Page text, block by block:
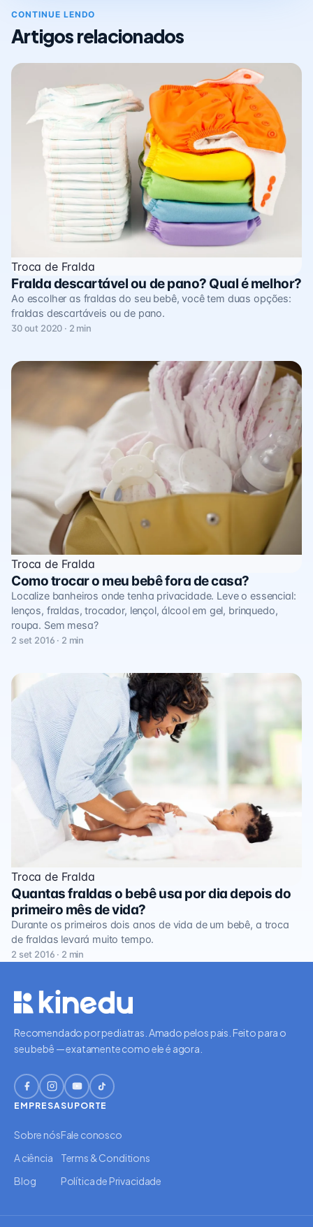
CONTINUE LENDO
Artigos relacionados
Troca de Fralda
Fralda descartável ou de pano? Qual é melhor?
Ao escolher as fraldas do seu bebê, você tem duas opções:
fraldas descartáveis ou de pano.
30 out 2020 · 2 min
Troca de Fralda
Como trocar o meu bebê fora de casa?
Localize banheiros onde tenha privacidade. Leve o essencial:
lenços, fraldas, trocador, lençol, álcool em gel, brinquedo,
roupa. Sem mesa?
2 set 2016 · 2 min
Troca de Fralda
Quantas fraldas o bebê usa por dia depois do
primeiro mês de vida?
Durante os primeiros dois anos de vida de um bebê, a troca
de fraldas levará muito tempo.
2 set 2016 · 2 min
Recomendado por pediatras. Amado pelos pais. Feito para o
seu bebê — exatamente como ele é agora.
EMPRESA
Sobre nós
A ciência
Blog
SUPORTE
Fale conosco
Terms & Conditions
Política de Privacidade